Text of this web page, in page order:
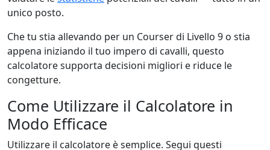
unico posto.
Che tu stia allevando per un Courser di Livello 9 o stia
appena iniziando il tuo impero di cavalli, questo
calcolatore supporta decisioni migliori e riduce le
congetture.
Come Utilizzare il Calcolatore in
Modo Efficace
Utilizzare il calcolatore è semplice. Segui questi